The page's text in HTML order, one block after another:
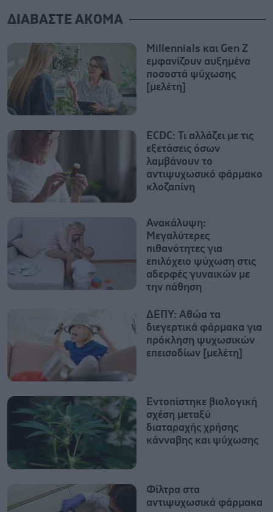
ΔΙΑΒΑΣΤΕ ΑΚΟΜΑ
Millennials και Gen Z
εμφανίζουν αυξημένα
ποσοστά ψύχωσης
[μελέτη]
ECDC: Τι αλλάζει με τις
εξετάσεις όσων
λαμβάνουν το
αντιψυχωσικό φάρμακο
κλοζαπίνη
Ανακάλυψη:
Μεγαλύτερες
πιθανότητες για
επιλόχειο ψύχωση στις
αδερφές γυναικών με
την πάθηση
ΔΕΠΥ: Αθώα τα
διεγερτικά φάρμακα για
πρόκληση ψυχωσικών
επεισοδίων [μελέτη]
Εντοπίστηκε βιολογική
σχέση μεταξύ
διαταραχής χρήσης
κάνναβης και ψύχωσης
Φίλτρα στα
αντιψυχωσικά φάρμακα